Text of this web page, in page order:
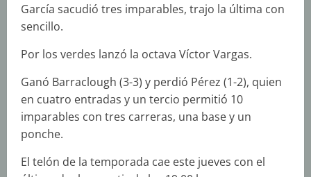
García sacudió tres imparables, trajo la última con
sencillo.
Por los verdes lanzó la octava Víctor Vargas.
Ganó Barraclough (3-3) y perdió Pérez (1-2), quien
en cuatro entradas y un tercio permitió 10
imparables con tres carreras, una base y un
ponche.
El telón de la temporada cae este jueves con el